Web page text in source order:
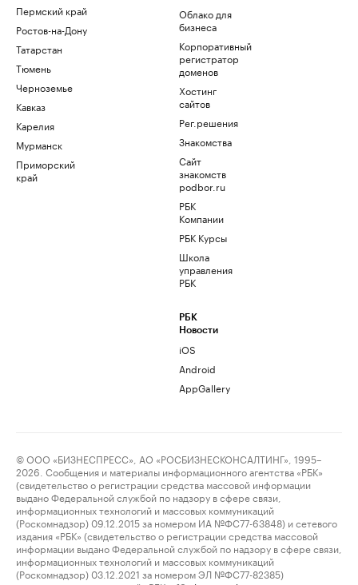
Пермский край
Ростов-на-Дону
Татарстан
Тюмень
Черноземье
Кавказ
Карелия
Мурманск
Приморский
край
Облако для
бизнеса
Корпоративный
регистратор
доменов
Хостинг
сайтов
Рег.решения
Знакомства
Сайт
знакомств
podbor.ru
РБК
Компании
РБК Курсы
Школа
управления
РБК
РБК
Новости
iOS
Android
AppGallery
© ООО «БИЗНЕСПРЕСС», АО «РОСБИЗНЕСКОНСАЛТИНГ», 1995–
2026. Сообщения и материалы информационного агентства «РБК»
(свидетельство о регистрации средства массовой информации
выдано Федеральной службой по надзору в сфере связи,
информационных технологий и массовых коммуникаций
(Роскомнадзор) 09.12.2015 за номером ИА №ФС77-63848) и сетевого
издания «РБК» (свидетельство о регистрации средства массовой
информации выдано Федеральной службой по надзору в сфере связи,
информационных технологий и массовых коммуникаций
(Роскомнадзор) 03.12.2021 за номером ЭЛ №ФС77-82385)